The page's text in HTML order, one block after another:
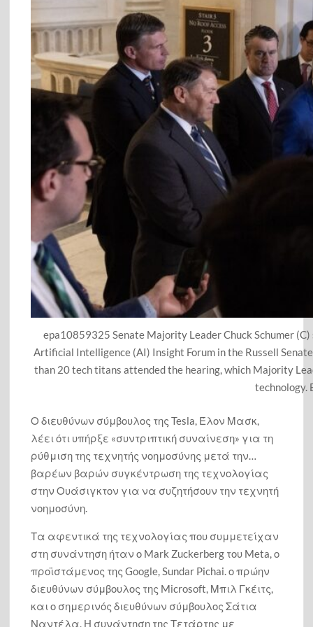
Η Ελλάδα πήρε την επενδυτική βαθμίδα: Ο Οίκος DBRS
αναβάθμισε την ελληνική οικονομία στο ΒΒΒ * Πολύ
σημαντική εξέλιξη σε μια πολύ δύσκολη συγκυρία, λέει ο
Χατζηδάκης
Η Ινδία ενδέχεται να αλλάξει σύντομα ονομασία: Ο Μόντι
άνοιξε την σύνοδο της G20 ως πρωθυπουργός της
Πού ζούμε; Οι βάρβαροι δολοφόνοι του Αντώνη
Καριώτη, δεν είναι άνθρωποι και ως ανθρωποειδή δεν
έχουν καμία σχέση με την Ναυτοσύνη, με τον Πολιτισμό
Μετά από 49 χρόνια κατοχής πόσους πολιτικούς ακούμε
να λένε το αυτονόητο, όπως το έθεσε ο κ. Μενέντεζ; Λύση
για να φύγει και ο τελευταίος Τούρκος στρατιώτης…
(video)
Ο Μενέντεζ κάνει μαθήματα στους πολιτικούς Ελλάδας-
Κύπρου: Να συνεχίσουμε τον αγώνα μέχρι να φύγει από
την Κύπρο και η τελευταία μπότα του τελευταίου Τούρκου
Νινευή – Δεν τους έφτιαξε ο Ναβουχοδονόσορ αλλά οι
Τα μυστήρια της Χειμάρρας: Τι συζήτησαν ο Ράμα, η
Μελόνι και η σύζυγος Μπλερ (νομική σύμβουλος για την
ΑΟΖ της Αλβανίας): Οσμή μυστικής διπλωματίας εις βάρος
Ο Ερντογάν παίζει ένα επικίνδυνο παιγνίδι με στόχο «να τα
πάρει όλα» στο Αιγαίο και την Κύπρο: Ο βηματισμός της
Αθήνας και της Λευκωσίας πρέπει να είναι κοινός… Η ώρα
του τώρα ή τίποτα (video)
«Οι Χρησμοί του Νερού» μάγεψαν τον Αρχαιολογικό Χώρο
των Δελφών
epa10859325 Senate Majority Leader Chuck Schumer
Artificial Intelligence (AI) Insight Forum in the Russell
than 20 tech titans attended the hearing, which Majority
technology.
Ο διευθύνων σύμβουλος της Tesla, Έλον Μασκ,
λέει ότι υπήρξε «συντριπτική συναίνεση» για τη
ρύθμιση της τεχνητής νοημοσύνης μετά την…
βαρέων βαρών συγκέντρωση της τεχνολογίας
στην Ουάσιγκτον για να συζητήσουν την τεχνητή
νοημοσύνη.
Τα αφεντικά της τεχνολογίας που συμμετείχαν
στη συνάντηση ήταν ο Mark Zuckerberg του Meta, ο
προϊστάμενος της Google, Sundar Pichai. ο πρώην
διευθύνων σύμβουλος της Microsoft, Μπιλ Γκέιτς,
και ο σημερινός διευθύνων σύμβουλος Σάτια
Ναντέλα. Η συνάντηση της Τετάρτης με